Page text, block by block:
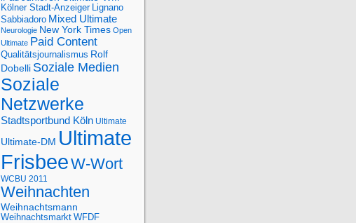
Kölner Stadt-Anzeiger Lignano
Sabbiadoro Mixed Ultimate
Neurologie New York Times Open
Ultimate Paid Content
Qualitätsjournalismus Rolf
Dobelli Soziale Medien
Soziale
Netzwerke
Stadtsportbund Köln Ultimate
Ultimate-DM Ultimate
FrisbeeW-Wort
WCBU 2011
Weihnachten
Weihnachtsmann
Weihnachtsmarkt WFDF